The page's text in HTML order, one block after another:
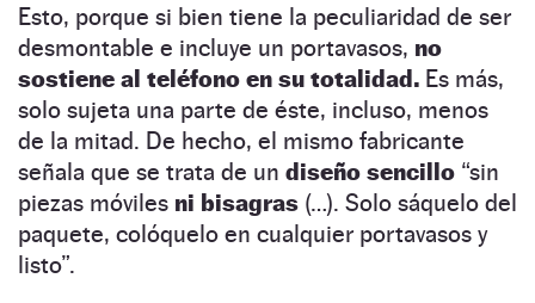
Esto, porque si bien tiene la peculiaridad de ser
desmontable e incluye un portavasos, no
sostiene al teléfono en su totalidad. Es más,
solo sujeta una parte de éste, incluso, menos
de la mitad. De hecho, el mismo fabricante
señala que se trata de un diseño sencillo “sin
piezas móviles ni bisagras (…). Solo sáquelo del
paquete, colóquelo en cualquier portavasos y
listo”.